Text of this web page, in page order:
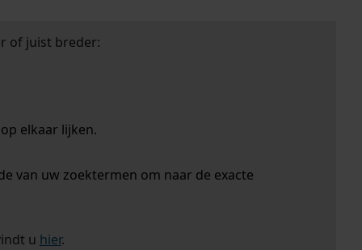
of juist breder:
elkaar lijken.
van uw zoektermen om naar de exacte
u hier.